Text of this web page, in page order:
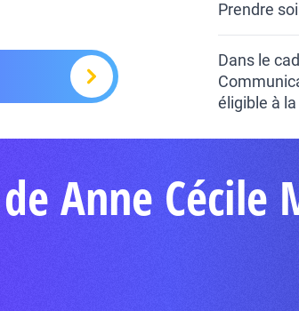
Prendre
Dans le
éligible à
Anne Cécile